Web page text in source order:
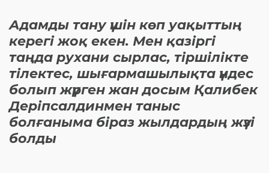
Адамды тану үшін көп уақыттың
керегі жоқ екен. Мен қазіргі
таңда рухани сырлас, тіршілікте
тілектес, шығармашылықта үндес
болып жүрген жан досым Қалибек
Деріпсалдинмен таныс
болғаныма біраз жылдардың жүзі
болды